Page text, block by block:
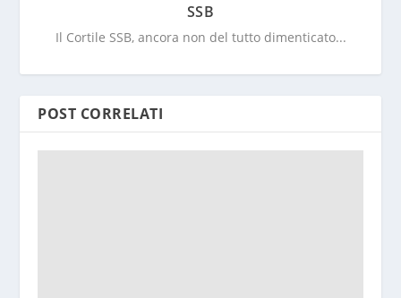
SSB
Il Cortile SSB, ancora non del tutto dimenticato...
POST CORRELATI